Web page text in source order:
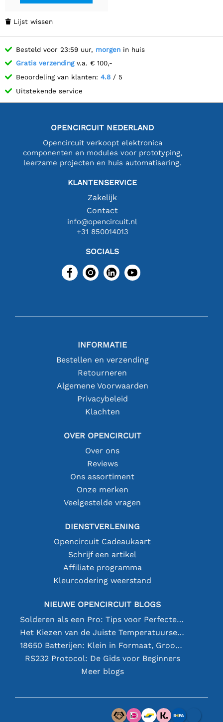
 Lijst wissen
Besteld voor 23:59 uur, morgen in huis
Gratis verzendingv.a. € 100,-
Beoordeling van klanten: 4.8 / 5
Uitstekende service
OPENCIRCUIT NEDERLAND
Opencircuit verkoopt elektronica
componenten en modules voor prototyping,
leerzame projecten en huis automatisering.
KLANTENSERVICE
Zakelijk
Contact
info@opencircuit.nl
+31 850014013
SOCIALS
INFORMATIE
Bestellen en verzending
Retourneren
Algemene Voorwaarden
Privacybeleid
Klachten
OVER OPENCIRCUIT
Over ons
Reviews
Ons assortiment
Onze merken
Veelgestelde vragen
DIENSTVERLENING
Opencircuit Cadeaukaart
Schrijf een artikel
Affiliate programma
Kleurcodering weerstand
NIEUWE OPENCIRCUIT BLOGS
Solderen als een Pro: Tips voor Perfecte Elektronische Verbindingen
Het Kiezen van de Juiste Temperatuursensor [youtube]
18650 Batterijen: Klein in Formaat, Groot in Prestatie
RS232 Protocol: De Gids voor Beginners
Meer blogs